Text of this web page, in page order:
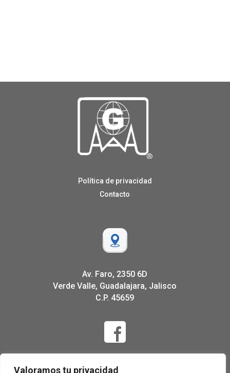
Valoramos tu privacidad
Política de privacidad
Contacto
Av. Faro, 2350 6D
Verde Valle, Guadalajara, Jalisco
C.P. 45659